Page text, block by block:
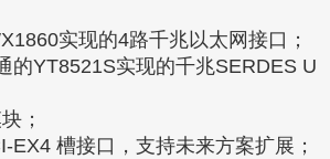
实现的4路千兆以太网接口；
的YT8521S实现的千兆SERDES U
；
EX4 槽接口，支持未来方案扩展；